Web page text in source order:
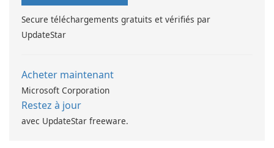
Secure téléchargements gratuits et vérifiés par
UpdateStar
Acheter maintenant
Microsoft Corporation
Restez à jour
avec UpdateStar freeware.